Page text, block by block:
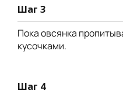
Шаг 3
Пока овсянка
кусочками.
Шаг 4